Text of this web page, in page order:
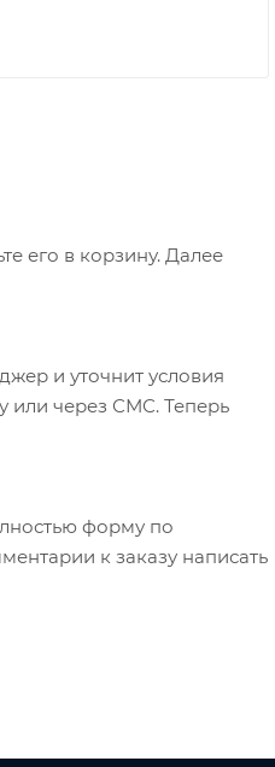
его в корзину. Далее
и уточнит условия
или через СМС. Теперь
форму по
к заказу написать